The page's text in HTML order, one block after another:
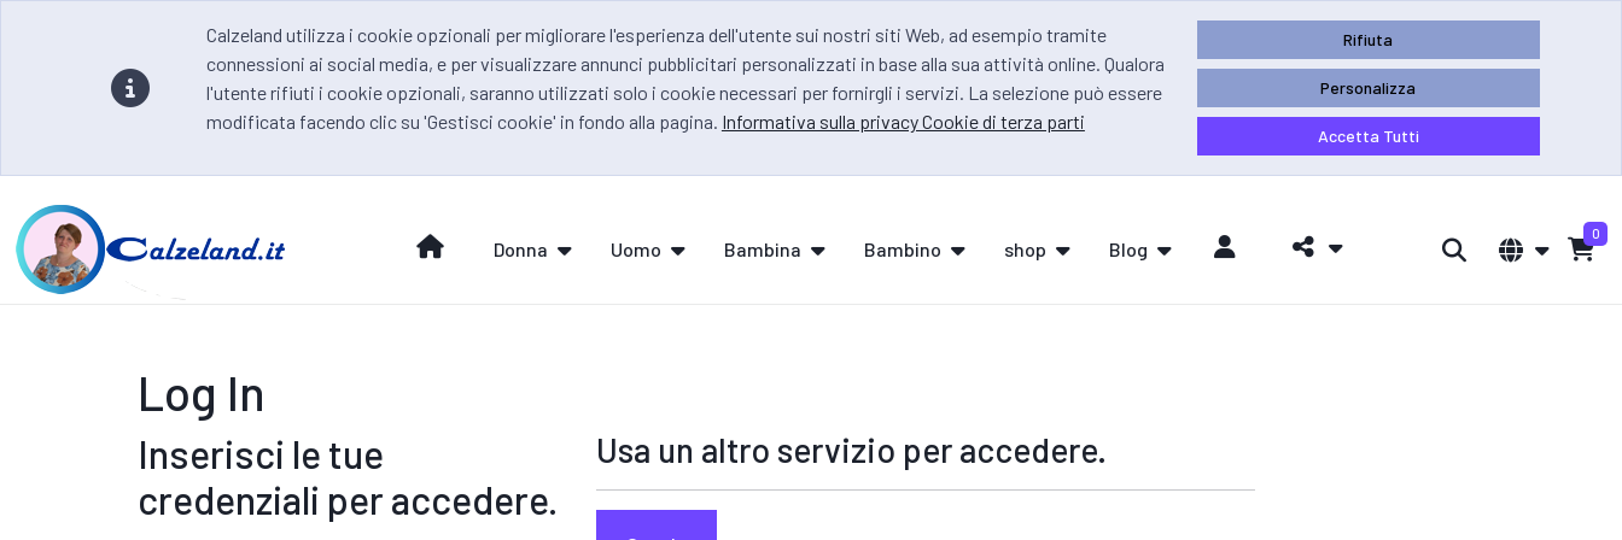
Calzeland utilizza i cookie opzionali per migliorare l'esperienza dell'utente sui nostri siti Web, ad esempio tramite
connessioni ai social media, e per visualizzare annunci pubblicitari personalizzati in base alla sua attività online. Qualora
l'utente rifiuti i cookie opzionali, saranno utilizzati solo i cookie necessari per fornirgli i servizi. La selezione può essere
modificata facendo clic su 'Gestisci cookie' in fondo alla pagina. Informativa sulla privacy Cookie di terza parti
Rifiuta
Personalizza
Accetta Tutti
Donna Uomo Bambina Bambino shop Blog
0
Log In
Inserisci le tue
credenziali per accedere.
Usa un altro servizio per accedere.